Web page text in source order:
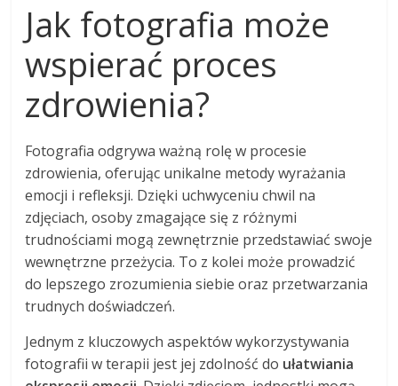
Jak fotografia może
wspierać proces
zdrowienia?
Fotografia odgrywa ważną rolę w procesie
zdrowienia, oferując unikalne metody wyrażania
emocji i refleksji. Dzięki uchwyceniu chwil na
zdjęciach, osoby zmagające się z różnymi
trudnościami mogą zewnętrznie przedstawiać swoje
wewnętrzne przeżycia. To z kolei może prowadzić
do lepszego zrozumienia siebie oraz przetwarzania
trudnych doświadczeń.
Jednym z kluczowych aspektów wykorzystywania
fotografii w terapii jest jej zdolność do ułatwiania